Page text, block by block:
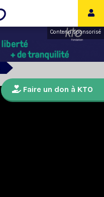
Contenu sponsorisé
Faire un don à KTO